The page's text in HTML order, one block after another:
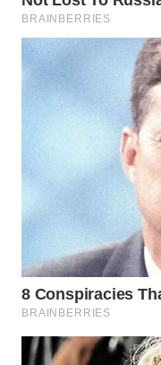
WN
UTARA
WN
SUMEDANG
CIANJUR